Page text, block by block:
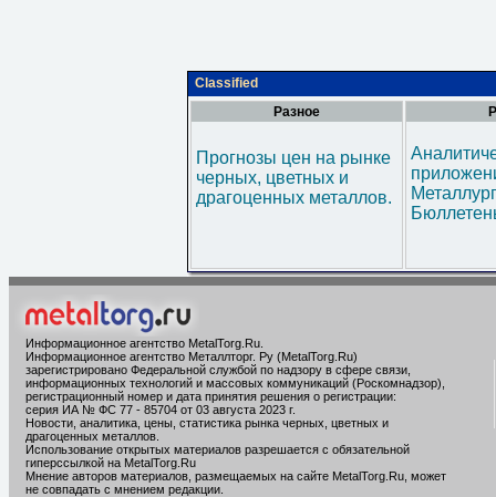
Classified
Разное
Прогнозы цен на рынке
черных, цветных и
драгоценных металлов.
Информационное агентство MetalTorg.Ru
Информационное агентство Металлторг. Ру (MetalTorg.Ru)
зарегистрировано Федеральной службой по надзору в сфере связи,
информационных технологий и массовых коммуникаций (Роскомнадзор),
регистрационный номер и дата принятия решения о регистрации:
серия ИА № ФС 77 - 85704 от 03 августа 2023 г.
Новости, аналитика, цены, статистика рынка черных, цветных и
драгоценных металлов.
Использование открытых материалов разрешается с обязательной
гиперссылкой на MetalTorg.Ru
Мнение авторов материалов, размещаемых на сайте MetalTorg.Ru, может
не совпадать с мнением редакции.